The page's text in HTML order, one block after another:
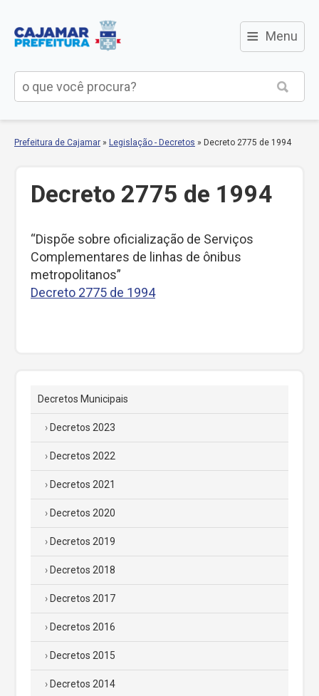
≡ Menu
Prefeitura de Cajamar » Legislação - Decretos » Decreto 2775 de 1994
Decreto 2775 de 1994
“Dispõe sobre oficialização de Serviços
Complementares de linhas de ônibus
metropolitanos”
Decreto 2775 de 1994
Decretos Municipais
Decretos 2023
Decretos 2022
Decretos 2021
Decretos 2020
Decretos 2019
Decretos 2018
Decretos 2017
Decretos 2016
Decretos 2015
Decretos 2014